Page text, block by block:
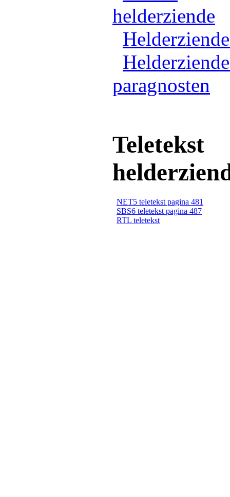
helderziende
paragnosten
Teletekst
NET5 teletekst pagina 481
SBS6 teletekst pagina 487
RTL teletekst